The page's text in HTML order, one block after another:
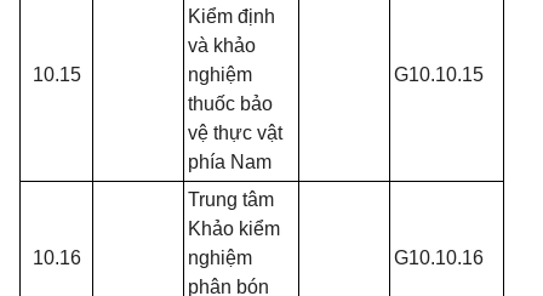
10.15
Kiểm định
và khảo
nghiệm
thuốc bảo
vệ thực vật
phía Nam
G10.10.15
10.16
Trung tâm
Khảo kiểm
nghiệm
phân bón
G10.10.16